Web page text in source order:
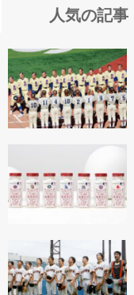
人気の記事